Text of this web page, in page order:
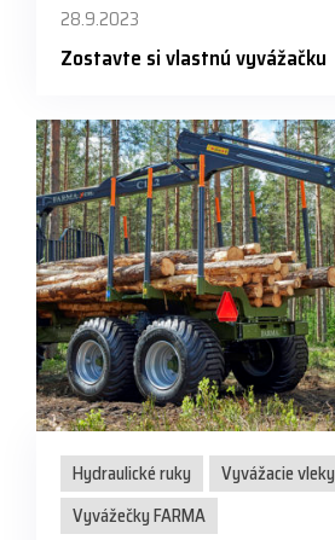
28.9.2023
Zostavte si vlastnú vyvážačku
Hydraulické ruky
Vyvážacie vleky
Vyvážečky FARMA